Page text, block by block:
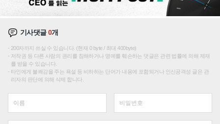
기사댓글0개
200자까지 쓰실 수 있습니다. (현재 0 byte / 최대 400byte)
저작권 등 다른 사람의 권리를 침해하거나 명예를 훼손하는 댓글은 관련 법률에 의해 제재
를 받을 수 있습니다.
타인에게 불쾌감을 주는 욕설 등 비하하는 단어가 내용에 포함되거나 인신공격성 글은 관
리자의 판단에 의해 삭제 합니다.